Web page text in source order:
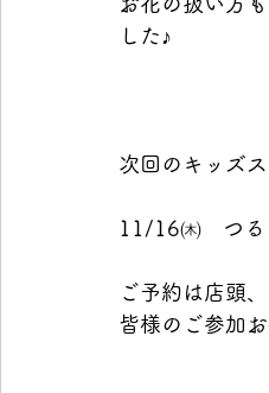
した♪
次回のキッズ
11/16㈭　つる
ご予約は店頭
皆様のご参加